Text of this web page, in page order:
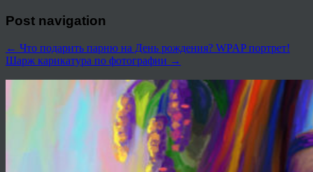
Post navigation
← Что подарить парню на День рождения? WPAP портрет!
Шарж карикатура по фотографии →